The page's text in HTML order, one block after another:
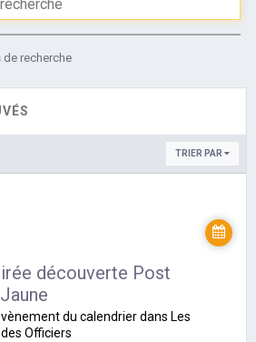
de recherche
TRIER PAR
découverte Post
du calendrier dans Les
Officiers